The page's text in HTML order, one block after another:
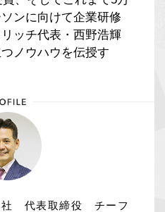
ンに向けて企業研修
ッチ代表・西野浩輝
ノウハウを伝授す
社 代表取締役 チーフ